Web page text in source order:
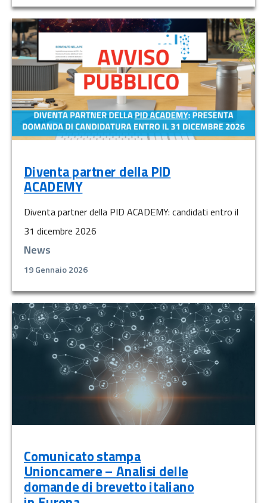
Diventa partner della PID
ACADEMY
Diventa partner della PID ACADEMY: candidati entro il
31 dicembre 2026
News
19 Gennaio 2026
Comunicato stampa
Unioncamere – Analisi delle
domande di brevetto italiano